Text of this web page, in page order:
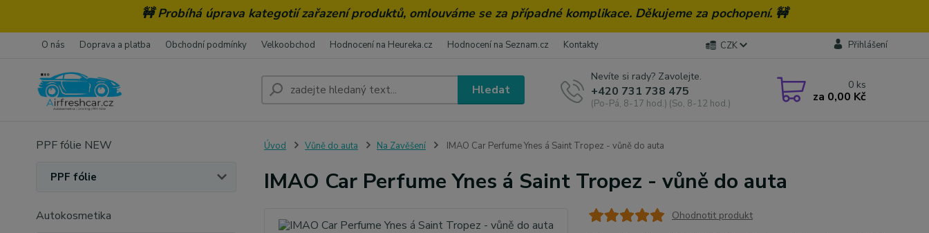
🚧 Probíhá úprava kategotií zařazení produktů, omlouváme se za případné komplikace. Děkujeme za pochopení. 🚧
O nás Doprava a platba Obchodní podmínky Velkoobchod Hodnocení na Heureka.cz Hodnocení na Seznam.cz Kontakty CZK Přihlášení
Hledat
Nevíte si rady? Zavolejte.
+420 731 738 475
(Po-Pá, 8-17 hod.) (So, 8-12 hod.)
0 ks
za 0,00 Kč
PPF fólie NEW
PPF fólie
Autokosmetika
Úvod Vůně do auta Na Zavěšení IMAO Car Perfume Ynes á Saint Tropez - vůně do auta
IMAO Car Perfume Ynes á Saint Tropez - vůně do auta
Ohodnotit produkt